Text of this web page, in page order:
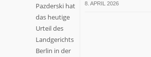
Pazderski hat
das heutige
Urteil des
Landgerichts
Berlin in der
8. APRIL 2026